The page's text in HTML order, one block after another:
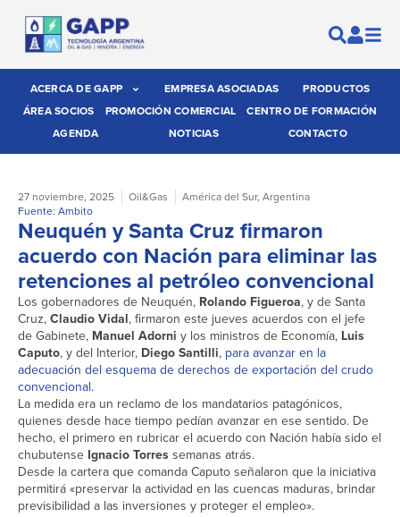
ACERCA DE GAPP EMPRESA ASOCIADAS
PRODUCTOS
ÁREA SOCIOS
PROMOCIÓN COMERCIAL
CENTRO DE FORMACIÓN
AGENDA
NOTICIAS CONTACTO
27 noviembre, 2025 Oil&Gas América del Sur, Argentina
Fuente: Ambito
Neuquén y Santa Cruz firmaron
acuerdo con Nación para eliminar las
retenciones al petróleo convencional
Los gobernadores de Neuquén, Rolando Figueroa, y de Santa
Cruz,Claudio Vidal, firmaron este jueves acuerdos con el jefe
de Gabinete, Manuel Adorni y los ministros de Economía, Luis
Caputo, y del Interior, Diego Santilli, para avanzar en la
adecuación del esquema de derechos de exportación del crudo
convencional.
La medida era un reclamo de los mandatarios patagónicos,
quienes desde hace tiempo pedían avanzar en ese sentido. De
hecho, el primero en rubricar el acuerdo con Nación había sido el
chubutense Ignacio Torressemanas atrás.
Desde la cartera que comanda Caputo señalaron que la iniciativa
permitirá «preservar la actividad en las cuencas maduras, brindar
previsibilidad a las inversiones y proteger el empleo».